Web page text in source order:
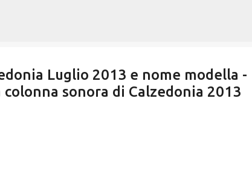
Luglio 2013 e nome modella -
sonora di Calzedonia 2013